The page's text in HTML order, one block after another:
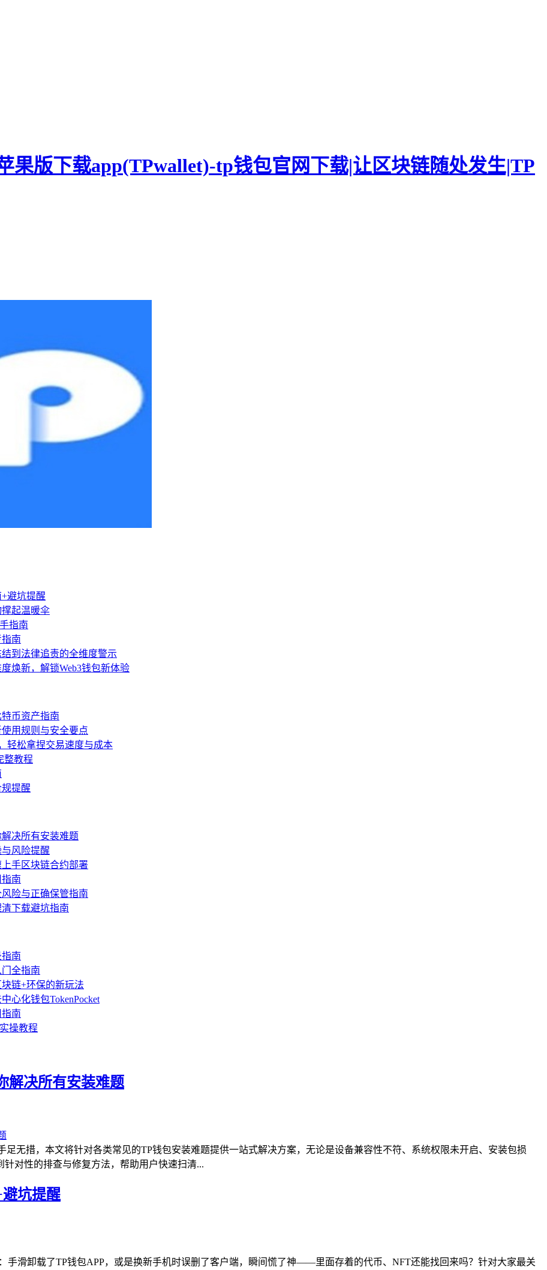
避坑提醒
起温暖伞
指南
南
到法律追责的全维度警示
焕新，解锁Web3钱包新体验
币资产指南
用规则与安全要点
轻松拿捏交易速度与成本
整教程
提醒
决所有安装难题
风险提醒
手区块链合约部署
南
险与正确保管指南
下载避坑指南
南
全指南
链+环保的新玩法
心化钱包TokenPocket
南
操教程
解决所有安装难题
无措，本文将针对各类常见的TP钱包安装难题提供一站式解决方案，无论是设备兼容性不符、系统权限未开启、安装包损
对性的排查与修复方法，帮助用户快速扫清...
坑提醒
手滑卸载了TP钱包APP，或是换新手机时误删了客户端，瞬间慌了神——里面存着的代币、NFT还能找回来吗？针对大家最关